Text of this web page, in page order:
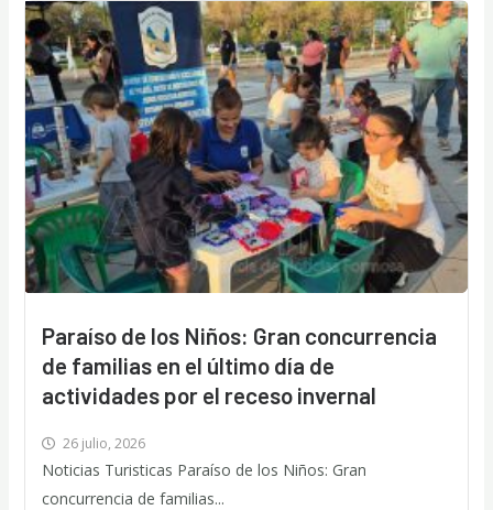
Paraíso de los Niños: Gran concurrencia
de familias en el último día de
actividades por el receso invernal
26 julio, 2026
Noticias Turisticas Paraíso de los Niños: Gran
concurrencia de familias...